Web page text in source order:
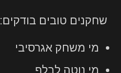
שחקנים טובים בודקים:
מי משחק אגרסיבי
מי נוטה לבלף